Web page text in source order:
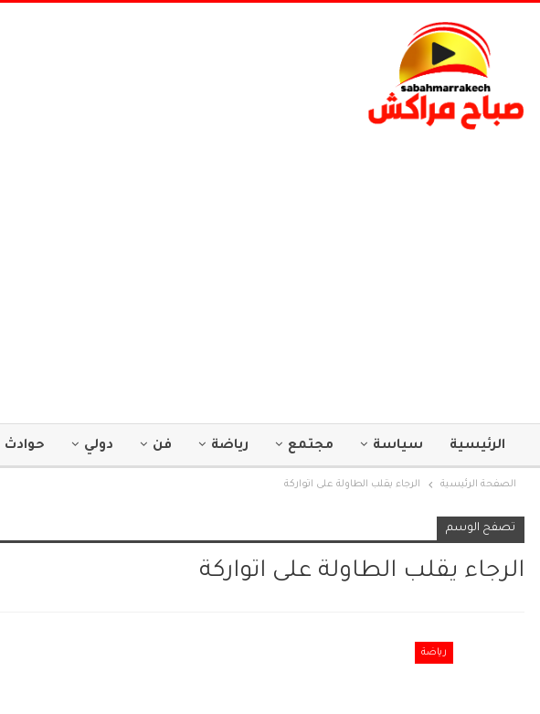
الرئيسية سياسة مجتمع رياضة فن دولي حوادث
الصفحة الرئيسية الرجاء يقلب الطاولة على اتواركة
تصفح الوسم
الرجاء يقلب الطاولة على اتواركة
رياضة